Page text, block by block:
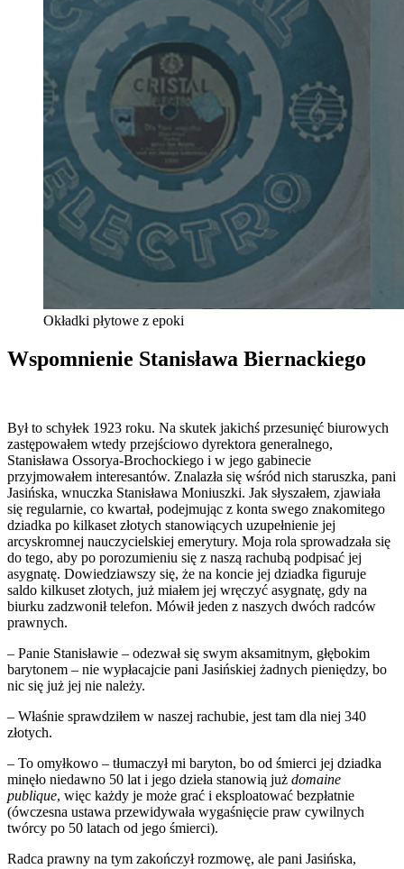
Okładki płytowe z epoki
Wspomnienie Stanisława Biernackiego
Był to schyłek 1923 roku. Na skutek jakichś przesunięć biurowych
zastępowałem wtedy przejściowo dyrektora generalnego,
Stanisława Ossorya-Brochockiego i w jego gabinecie
przyjmowałem interesantów. Znalazła się wśród nich staruszka, pani
Jasińska, wnuczka Stanisława Moniuszki. Jak słyszałem, zjawiała
się regularnie, co kwartał, podejmując z konta swego znakomitego
dziadka po kilkaset złotych stanowiących uzupełnienie jej
arcyskromnej nauczycielskiej emerytury. Moja rola sprowadzała się
do tego, aby po porozumieniu się z naszą rachubą podpisać jej
asygnatę. Dowiedziawszy się, że na koncie jej dziadka figuruje
saldo kilkuset złotych, już miałem jej wręczyć asygnatę, gdy na
biurku zadzwonił telefon. Mówił jeden z naszych dwóch radców
prawnych.
– Panie Stanisławie – odezwał się swym aksamitnym, głębokim
barytonem – nie wypłacajcie pani Jasińskiej żadnych pieniędzy, bo
nic się już jej nie należy.
– Właśnie sprawdziłem w naszej rachubie, jest tam dla niej 340
złotych.
– To omyłkowo – tłumaczył mi baryton, bo od śmierci jej dziadka
minęło niedawno 50 lat i jego dzieła stanowią już domaine
publique, więc każdy je może grać i eksploatować bezpłatnie
(ówczesna ustawa przewidywała wygaśnięcie praw cywilnych
twórcy po 50 latach od jego śmierci).
Radca prawny na tym zakończył rozmowę, ale pani Jasińska,